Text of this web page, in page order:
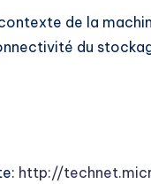
de la
du
http://